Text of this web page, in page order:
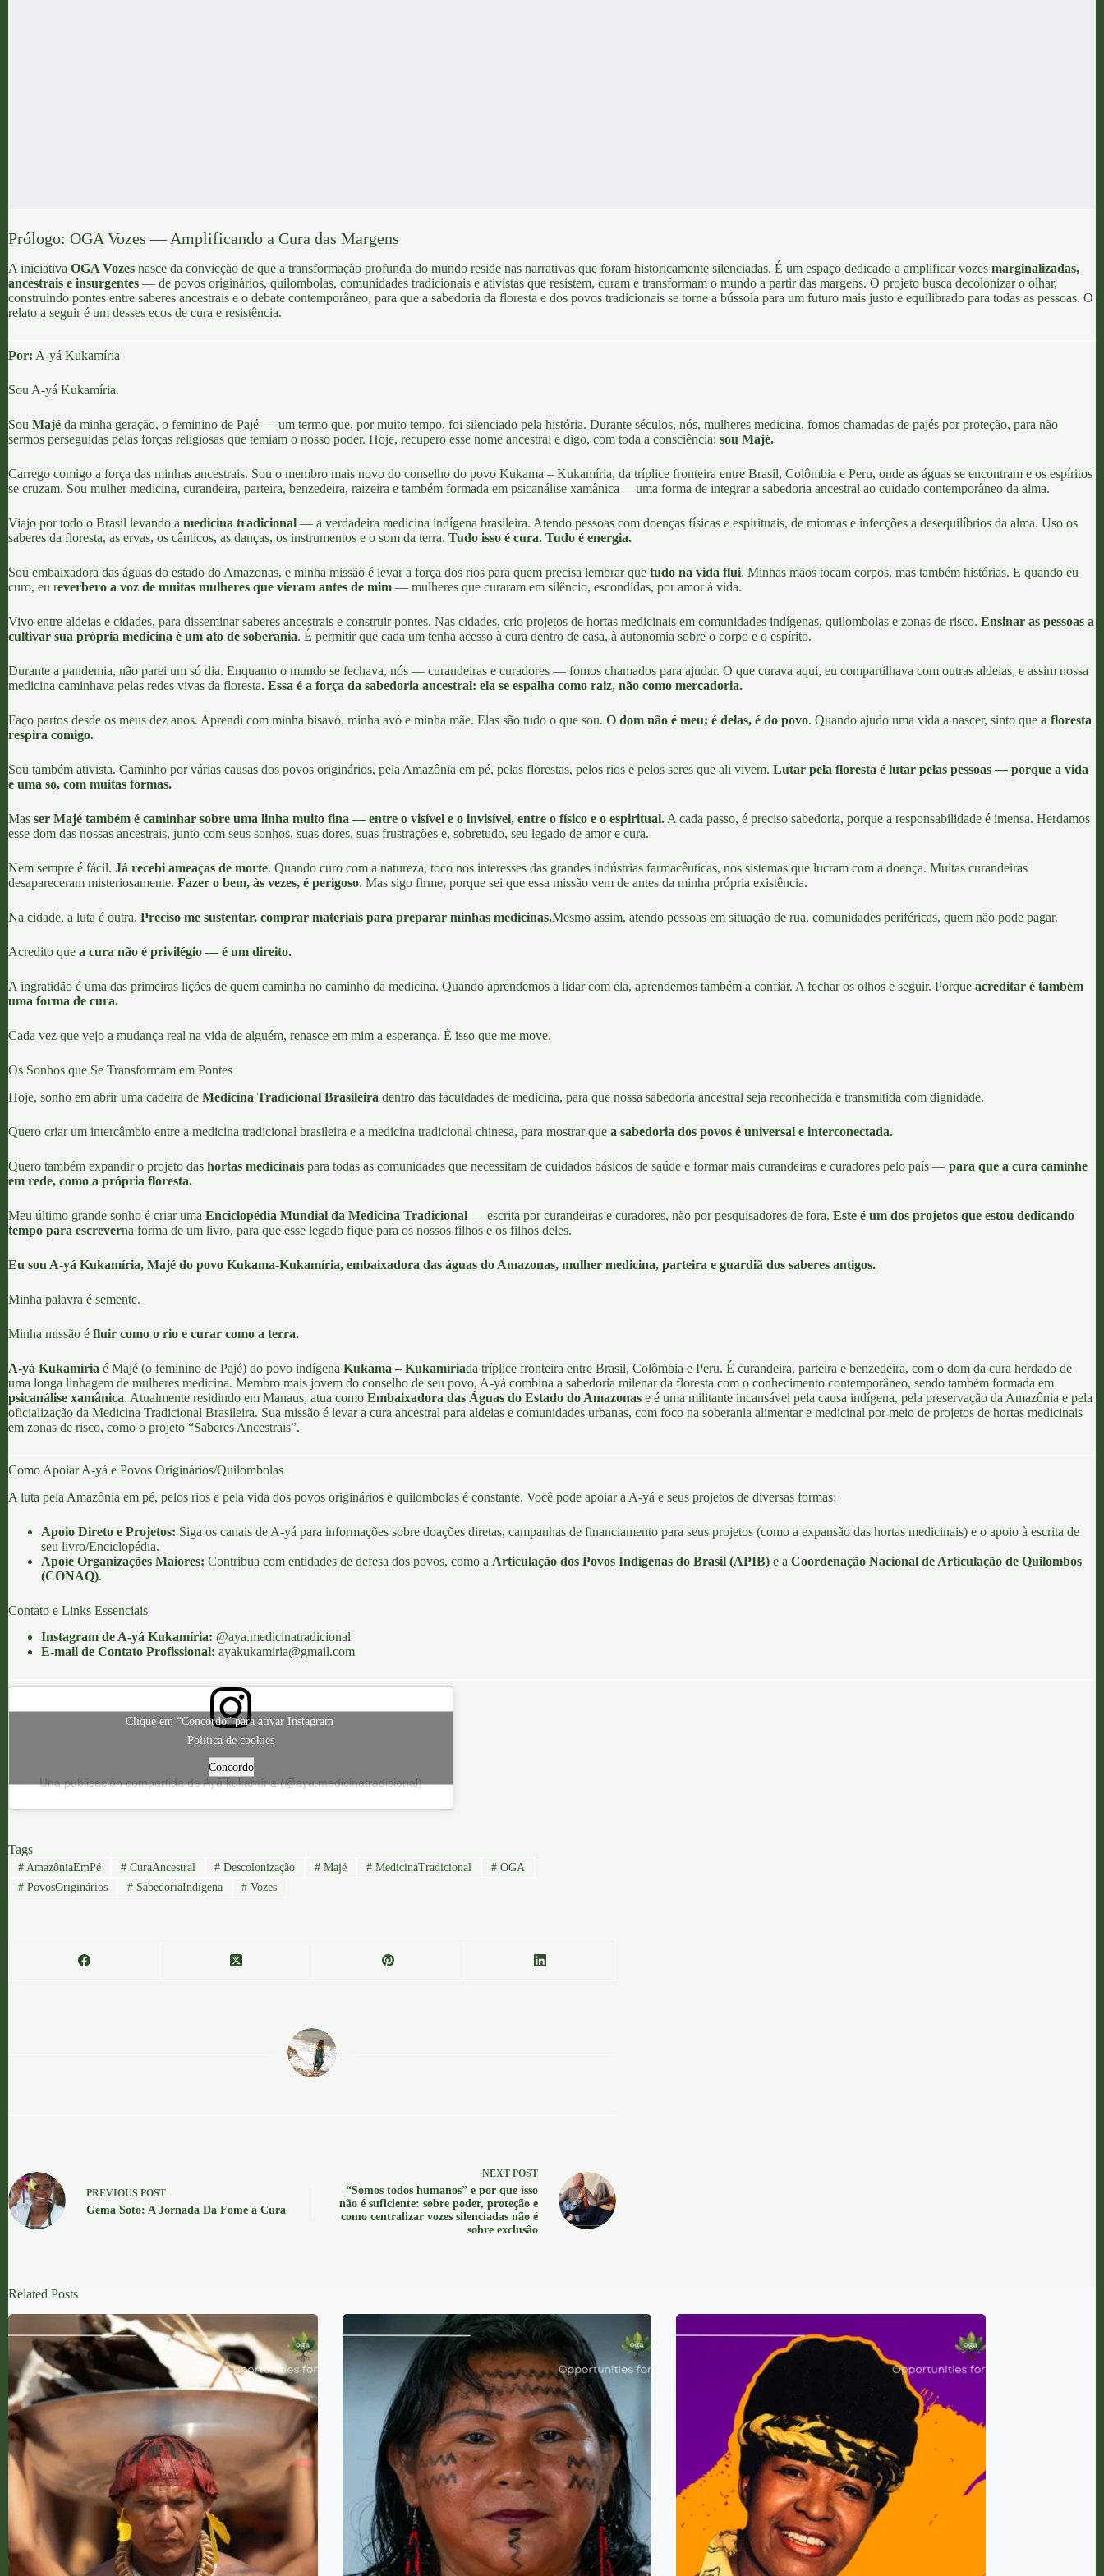
Prólogo: OGA Vozes — Amplificando a Cura das Margens
A iniciativa OGA Vozes nasce da convicção de que a transformação profunda do mundo reside nas narrativas que foram historicamente silenciadas. É um espaço dedicado a amplificar vozes marginalizadas,
ancestrais e insurgentes — de povos originários, quilombolas, comunidades tradicionais e ativistas que resistem, curam e transformam o mundo a partir das margens. O projeto busca decolonizar o olhar,
construindo pontes entre saberes ancestrais e o debate contemporâneo, para que a sabedoria da floresta e dos povos tradicionais se torne a bússola para um futuro mais justo e equilibrado para todas as pessoas. O
relato a seguir é um desses ecos de cura e resistência.
Por: A-yá Kukamíria
Sou A-yá Kukamíria.
Sou Majé da minha geração, o feminino de Pajé — um termo que, por muito tempo, foi silenciado pela história. Durante séculos, nós, mulheres medicina, fomos chamadas de pajés por proteção, para não
sermos perseguidas pelas forças religiosas que temiam o nosso poder. Hoje, recupero esse nome ancestral e digo, com toda a consciência: sou Majé.
Carrego comigo a força das minhas ancestrais. Sou o membro mais novo do conselho do povo Kukama – Kukamíria, da tríplice fronteira entre Brasil, Colômbia e Peru, onde as águas se encontram e os espíritos
se cruzam. Sou mulher medicina, curandeira, parteira, benzedeira, raizeira e também formada em psicanálise xamânica— uma forma de integrar a sabedoria ancestral ao cuidado contemporâneo da alma.
Viajo por todo o Brasil levando a medicina tradicional — a verdadeira medicina indígena brasileira. Atendo pessoas com doenças físicas e espirituais, de miomas e infecções a desequilíbrios da alma. Uso os
saberes da floresta, as ervas, os cânticos, as danças, os instrumentos e o som da terra. Tudo isso é cura. Tudo é energia.
Sou embaixadora das águas do estado do Amazonas, e minha missão é levar a força dos rios para quem precisa lembrar que tudo na vida flui. Minhas mãos tocam corpos, mas também histórias. E quando eu
curo, eu reverbero a voz de muitas mulheres que vieram antes de mim — mulheres que curaram em silêncio, escondidas, por amor à vida.
Vivo entre aldeias e cidades, para disseminar saberes ancestrais e construir pontes. Nas cidades, crio projetos de hortas medicinais em comunidades indígenas, quilombolas e zonas de risco. Ensinar as pessoas a
cultivar sua própria medicina é um ato de soberania. É permitir que cada um tenha acesso à cura dentro de casa, à autonomia sobre o corpo e o espírito.
Durante a pandemia, não parei um só dia. Enquanto o mundo se fechava, nós — curandeiras e curadores — fomos chamados para ajudar. O que curava aqui, eu compartilhava com outras aldeias, e assim nossa
medicina caminhava pelas redes vivas da floresta. Essa é a força da sabedoria ancestral: ela se espalha como raiz, não como mercadoria.
Faço partos desde os meus dez anos. Aprendi com minha bisavó, minha avó e minha mãe. Elas são tudo o que sou. O dom não é meu; é delas, é do povo. Quando ajudo uma vida a nascer, sinto que a floresta
respira comigo.
Sou também ativista. Caminho por várias causas dos povos originários, pela Amazônia em pé, pelas florestas, pelos rios e pelos seres que ali vivem. Lutar pela floresta é lutar pelas pessoas — porque a vida
é uma só, com muitas formas.
Mas ser Majé também é caminhar sobre uma linha muito fina — entre o visível e o invisível, entre o físico e o espiritual. A cada passo, é preciso sabedoria, porque a responsabilidade é imensa. Herdamos
esse dom das nossas ancestrais, junto com seus sonhos, suas dores, suas frustrações e, sobretudo, seu legado de amor e cura.
Nem sempre é fácil. Já recebi ameaças de morte. Quando curo com a natureza, toco nos interesses das grandes indústrias farmacêuticas, nos sistemas que lucram com a doença. Muitas curandeiras
desapareceram misteriosamente. Fazer o bem, às vezes, é perigoso. Mas sigo firme, porque sei que essa missão vem de antes da minha própria existência.
Na cidade, a luta é outra. Preciso me sustentar, comprar materiais para preparar minhas medicinas.Mesmo assim, atendo pessoas em situação de rua, comunidades periféricas, quem não pode pagar.
Acredito que a cura não é privilégio — é um direito.
A ingratidão é uma das primeiras lições de quem caminha no caminho da medicina. Quando aprendemos a lidar com ela, aprendemos também a confiar. A fechar os olhos e seguir. Porque acreditar é também
uma forma de cura.
Cada vez que vejo a mudança real na vida de alguém, renasce em mim a esperança. É isso que me move.
Os Sonhos que Se Transformam em Pontes
Hoje, sonho em abrir uma cadeira de Medicina Tradicional Brasileira dentro das faculdades de medicina, para que nossa sabedoria ancestral seja reconhecida e transmitida com dignidade.
Quero criar um intercâmbio entre a medicina tradicional brasileira e a medicina tradicional chinesa, para mostrar que a sabedoria dos povos é universal e interconectada.
Quero também expandir o projeto das hortas medicinais para todas as comunidades que necessitam de cuidados básicos de saúde e formar mais curandeiras e curadores pelo país — para que a cura caminhe
em rede, como a própria floresta.
Meu último grande sonho é criar uma Enciclopédia Mundial da Medicina Tradicional — escrita por curandeiras e curadores, não por pesquisadores de fora. Este é um dos projetos que estou dedicando
tempo para escreverna forma de um livro, para que esse legado fique para os nossos filhos e os filhos deles.
Eu sou A-yá Kukamíria, Majé do povo Kukama-Kukamíria, embaixadora das águas do Amazonas, mulher medicina, parteira e guardiã dos saberes antigos.
Minha palavra é semente.
Minha missão é fluir como o rio e curar como a terra.
A-yá Kukamíria é Majé (o feminino de Pajé) do povo indígena Kukama – Kukamíriada tríplice fronteira entre Brasil, Colômbia e Peru. É curandeira, parteira e benzedeira, com o dom da cura herdado de
uma longa linhagem de mulheres medicina. Membro mais jovem do conselho de seu povo, A-yá combina a sabedoria milenar da floresta com o conhecimento contemporâneo, sendo também formada em
psicanálise xamânica. Atualmente residindo em Manaus, atua como Embaixadora das Águas do Estado do Amazonas e é uma militante incansável pela causa indígena, pela preservação da Amazônia e pela
oficialização da Medicina Tradicional Brasileira. Sua missão é levar a cura ancestral para aldeias e comunidades urbanas, com foco na soberania alimentar e medicinal por meio de projetos de hortas medicinais
em zonas de risco, como o projeto “Saberes Ancestrais”.
Como Apoiar A-yá e Povos Originários/Quilombolas
A luta pela Amazônia em pé, pelos rios e pela vida dos povos originários e quilombolas é constante. Você pode apoiar a A-yá e seus projetos de diversas formas:
Apoio Direto e Projetos: Siga os canais de A-yá para informações sobre doações diretas, campanhas de financiamento para seus projetos (como a expansão das hortas medicinais) e o apoio à escrita de
seu livro/Enciclopédia.
Apoie Organizações Maiores: Contribua com entidades de defesa dos povos, como a Articulação dos Povos Indígenas do Brasil (APIB) e a Coordenação Nacional de Articulação de Quilombos
(CONAQ).
Contato e Links Essenciais
Instagram de A-yá Kukamíria: @aya.medicinatradicional
E-mail de Contato Profissional: ayakukamiria@gmail.com
Una publicación compartida de Ayá kukamíria (@aya.medicinatradicional)
Clique em “Concordo” para ativar Instagram
Política de cookies
Concordo
Tags
#AmazôniaEmPé #CuraAncestral # Descolonização # Majé # MedicinaTradicional #OGA
#PovosOriginários #SabedoriaIndígena # Vozes
OGA
PREVIOUS POST
Gema Soto: A Jornada Da Fome à Cura
NEXT POST
“Somos todos humanos” e por que isso
não é suficiente: sobre poder, proteção e
como centralizar vozes silenciadas não é
sobre exclusão
Related Posts